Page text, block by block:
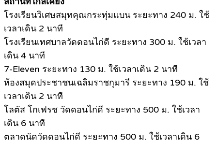
โรงเรียนวิเศษสมุทคุณกระทุ่มแบน ระยะทาง 240 ม. ใช้
เวลาเดิน 2 นาที
โรงเรียนเทศบาลวัดดอนไก่ดี ระยะทาง 300 ม. ใช้เวลา
เดิน 4 นาที
7-Eleven ระยะทาง 130 ม. ใช้เวลาเดิน 2 นาที
ห้องสมุดประชาชนเฉลิมราชกุมารี ระยะทาง 190 ม. ใช้
เวลาเดิน 2 นาที
โลตัส โกเฟรช วัดดอนไก่ดี ระยะทาง 500 ม. ใช้เวลา
เดิน 6 นาที
ตลาดนัดวัดดอนไก่ดี ระยะทาง 500 ม. ใช้เวลาเดิน 6